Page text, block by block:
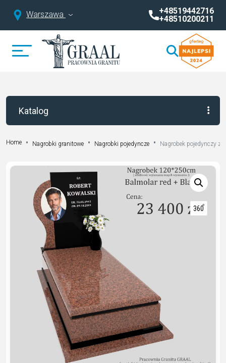
Warszawa
+48519442716
+48510200211
Katalog
Home Nagrobki granitowe Nagrobki pojedyncze Nagrobek pojedynczy z